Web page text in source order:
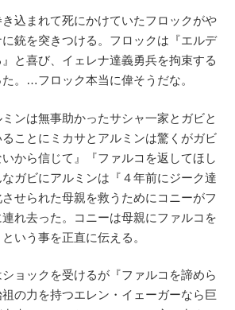
込まれて死にかけていたフロックがや
銃を突きつける。フロックは『エルデ
と喜び、イェレナ達義勇兵を拘束する
。…フロック本当に偉そうだな。
ンは無事助かったサシャ一家とガビと
ことにミカサとアルミンは驚くがガビ
から信じて』『ファルコを返してほし
ガビにアルミンは『４年前にジーク達
せられた母親を救うためにコニーがフ
れ去った。コニーは母親にファルコを
いう事を正直に伝える。
ョックを受けるが『ファルコを諦めら
の力を持つエレン・イェーガーなら巨